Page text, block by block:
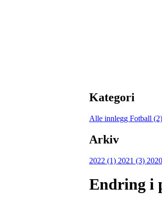
Kategori
Alle innlegg Fotball (2)
Arkiv
2022 (1) 2021 (3)
Endring i